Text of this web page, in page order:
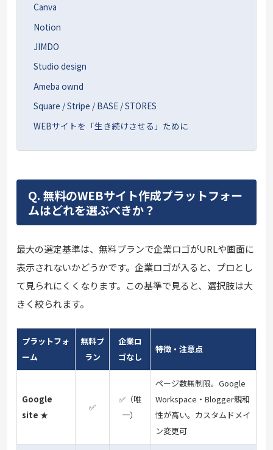
Canva
Notion
JIMDO
Studio design
Ameba ownd
Square / Stripe / BASE / STORES
WEBサイトを「生き続けさせる」ために
Q. 無料のWEBサイト作成プラットフォー
ムはどれを選ぶべきか？
最大の選定基準は、無料プランで企業ロゴがURLや画面に
表示されないかどうかです。企業ロゴが入ると、プロとし
て見られにくくなります。この基準で見ると、選択肢は大
きく絞られます。
プラットフォ
ーム
無料プ
ラン
企業ロ
ゴなし
特徴・注意点
Google
site ★
✅
✅（唯
一）
ページ数無制限。Google
Workspace・Blogger親和
性が高い。カスタムドメイ
ン変更可